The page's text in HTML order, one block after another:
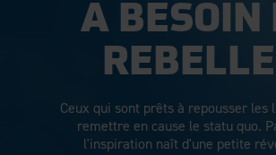
A BESOIN
Ceux qui sont prêts à repousser les
remettre en cause le statu quo.
l'inspiration naît d'une petite